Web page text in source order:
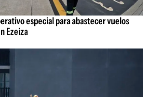
especial para abastecer vuelos
Ezeiza